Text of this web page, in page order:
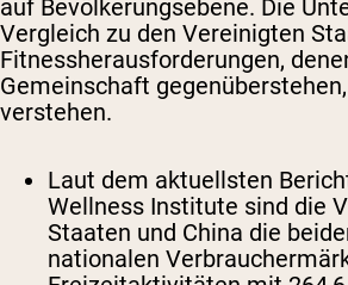
auf Bevölkerungsebene. Die
Vergleich zu den Vereinigten
Fitnessherausforderungen,
Gemeinschaft
verstehen.
Laut dem aktuellsten
Wellness Institute sind die
Staaten und China die
nationalen